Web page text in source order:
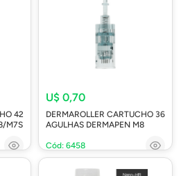
42
M7S
U$ 0,70
DERMAROLLER CARTUCHO 36
AGULHAS DERMAPEN M8
Cód: 6458